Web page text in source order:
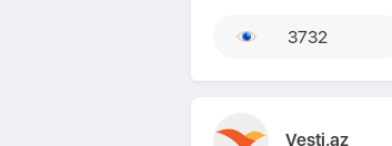
3732
Vesti.az